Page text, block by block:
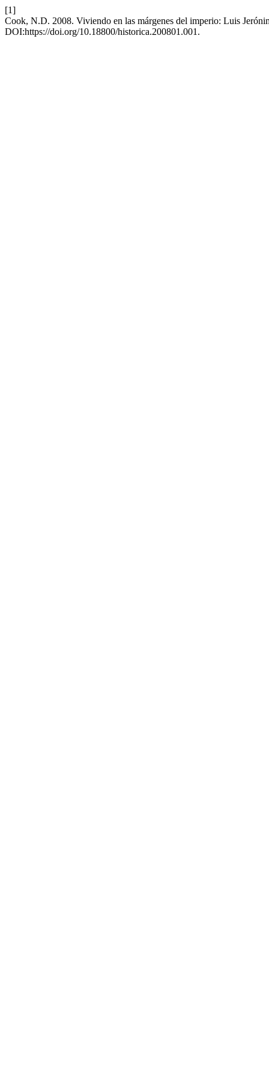
[1]
Cook, N.D. 2008. Viviendo en las márgenes del imperio: Luis
DOI:https://doi.org/10.18800/historica.200801.001.